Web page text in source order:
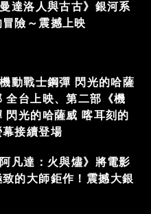
達洛人與古古》銀河系
險～震撼上映
動戰士鋼彈 閃光的哈薩
全台上映、第二部《機
閃光的哈薩威 喀耳刻的
接續登場
凡達：火與燼》將電影
的大師鉅作！震撼大銀